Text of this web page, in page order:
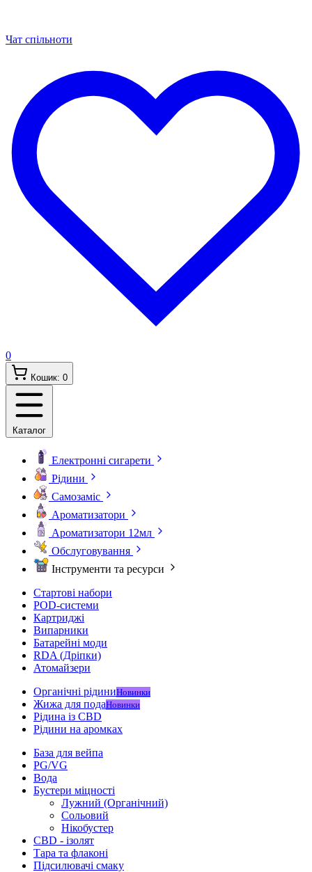
Чат спільноти
0
Кошик: 0
Каталог
Електронні сигарети
Рідини
Самозаміс
Ароматизатори
Ароматизатори 12мл
Обслуговування
Інструменти та ресурси
Стартові набори
POD-системи
Картриджі
Випарники
Батарейні моди
RDA (Дріпки)
Атомайзери
Органічні рідиниНовинки
Жижа для подаНовинки
Рідина із CBD
Рідини на аромках
База для вейпа
PG/VG
Вода
Бустери міцності
Лужний (Органічний)
Сольовий
Нікобустер
CBD - ізолят
Тара та флаконі
Підсилювачі смаку